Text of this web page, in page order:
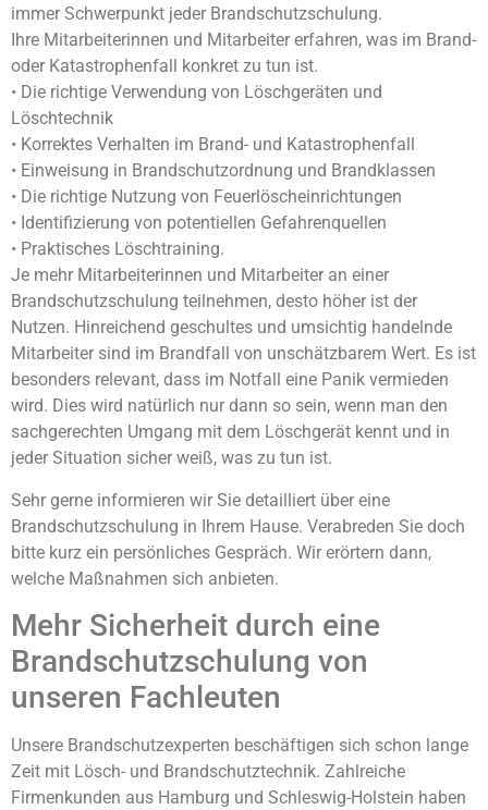
immer Schwerpunkt jeder Brandschutzschulung.
Ihre Mitarbeiterinnen und Mitarbeiter erfahren, was im Brand-
oder Katastrophenfall konkret zu tun ist.
• Die richtige Verwendung von Löschgeräten und
Löschtechnik
• Korrektes Verhalten im Brand- und Katastrophenfall
• Einweisung in Brandschutzordnung und Brandklassen
• Die richtige Nutzung von Feuerlöscheinrichtungen
• Identifizierung von potentiellen Gefahrenquellen
• Praktisches Löschtraining.
Je mehr Mitarbeiterinnen und Mitarbeiter an einer
Brandschutzschulung teilnehmen, desto höher ist der
Nutzen. Hinreichend geschultes und umsichtig handelnde
Mitarbeiter sind im Brandfall von unschätzbarem Wert. Es ist
besonders relevant, dass im Notfall eine Panik vermieden
wird. Dies wird natürlich nur dann so sein, wenn man den
sachgerechten Umgang mit dem Löschgerät kennt und in
jeder Situation sicher weiß, was zu tun ist.
Sehr gerne informieren wir Sie detailliert über eine
Brandschutzschulung in Ihrem Hause. Verabreden Sie doch
bitte kurz ein persönliches Gespräch. Wir erörtern dann,
welche Maßnahmen sich anbieten.
Mehr Sicherheit durch eine
Brandschutzschulung von
unseren Fachleuten
Unsere Brandschutzexperten beschäftigen sich schon lange
Zeit mit Lösch- und Brandschutztechnik. Zahlreiche
Firmenkunden aus Hamburg und Schleswig-Holstein haben